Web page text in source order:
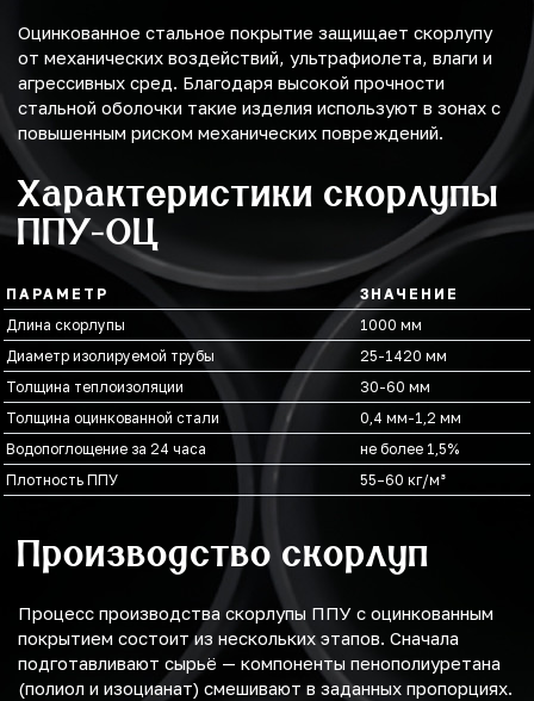
Оцинкованное стальное покрытие защищает скорлупу
от механических воздействий, ультрафиолета, влаги и
агрессивных сред. Благодаря высокой прочности
стальной оболочки такие изделия используют в зонах с
повышенным риском механических повреждений.
Характеристики скорлупы
ППУ-ОЦ
ПАРАМЕТР
ЗНАЧЕНИЕ
Длина скорлупы
1000 мм
Диаметр изолируемой трубы
25-1420 мм
Толщина теплоизоляции
30-60 мм
Толщина оцинкованной стали
0,4 мм-1,2 мм
Водопоглощение за 24 часа
не более 1,5%
Плотность ППУ
55–60 кг/м³
Производство скорлуп
Процесс производства скорлупы ППУ с оцинкованным
покрытием состоит из нескольких этапов. Сначала
подготавливают сырьё — компоненты пенополиуретана
(полиол и изоцианат) смешивают в заданных пропорциях.